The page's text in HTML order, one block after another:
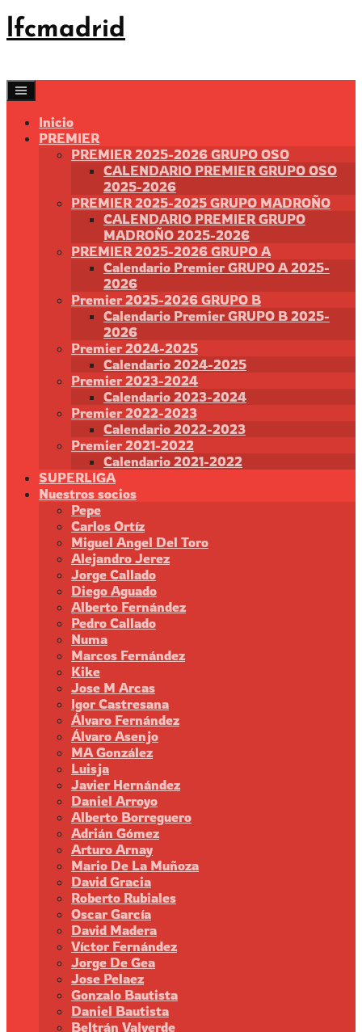
Saltar
al
lfcmadrid
Inicio
PREMIER
PREMIER 2025-2026 GRUPO OSO
CALENDARIO PREMIER GRUPO OSO
2025-2026
PREMIER 2025-2025 GRUPO MADROÑO
CALENDARIO PREMIER GRUPO
MADROÑO 2025-2026
PREMIER 2025-2026 GRUPO A
Calendario Premier GRUPO A 2025-
2026
Premier 2025-2026 GRUPO B
Calendario Premier GRUPO B 2025-
2026
Premier 2024-2025
Calendario 2024-2025
Premier 2023-2024
Calendario 2023-2024
Premier 2022-2023
Calendario 2022-2023
Premier 2021-2022
Calendario 2021-2022
SUPERLIGA
Nuestros socios
Pepe
Carlos Ortíz
Miguel Angel Del Toro
Alejandro Jerez
Jorge Callado
Diego Aguado
Alberto Fernández
Pedro Callado
Numa
Marcos Fernández
Kike
Jose M Arcas
Igor Castresana
Álvaro Fernández
Álvaro Asenjo
MA González
Luisja
Javier Hernández
Daniel Arroyo
Alberto Borreguero
Adrián Gómez
Arturo Arnay
Mario De La Muñoza
David Gracia
Roberto Rubiales
Oscar García
David Madera
Víctor Fernández
Jorge De Gea
Jose Pelaez
Gonzalo Bautista
Daniel Bautista
Beltrán Valverde